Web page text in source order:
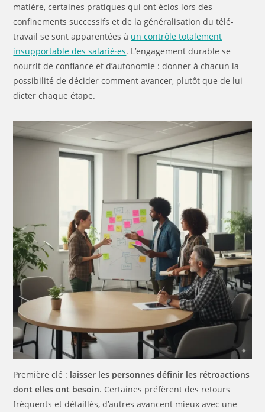
matière, certaines pratiques qui ont éclos lors des
confinements successifs et de la généralisation du télé-
travail se sont apparentées à un contrôle totalement
insupportable des salarié·es. L’engagement durable se
nourrit de confiance et d’autonomie : donner à chacun la
possibilité de décider comment avancer, plutôt que de lui
dicter chaque étape.
Première clé : laisser les personnes définir les rétroactions
dont elles ont besoin. Certaines préfèrent des retours
fréquents et détaillés, d’autres avancent mieux avec une